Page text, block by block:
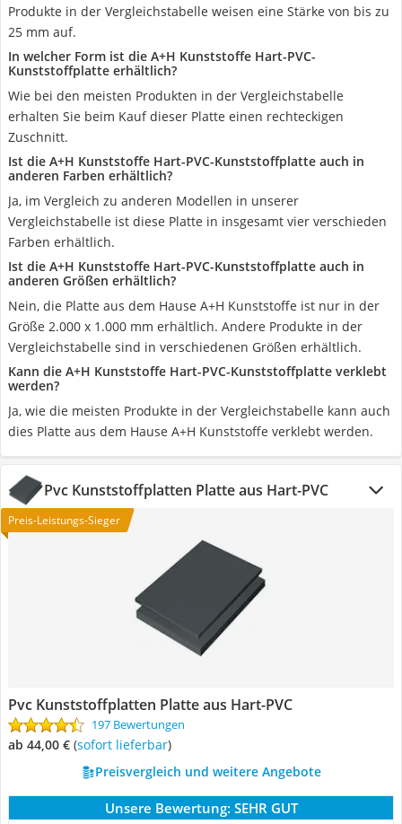
Produkte in der Vergleichstabelle weisen eine Stärke von bis zu
25 mm auf.
In welcher Form ist die A+H Kunststoffe Hart-PVC-
Kunststoffplatte erhältlich?
Wie bei den meisten Produkten in der Vergleichstabelle
erhalten Sie beim Kauf dieser Platte einen rechteckigen
Zuschnitt.
Ist die A+H Kunststoffe Hart-PVC-Kunststoffplatte auch in
anderen Farben erhältlich?
Ja, im Vergleich zu anderen Modellen in unserer
Vergleichstabelle ist diese Platte in insgesamt vier verschieden
Farben erhältlich.
Ist die A+H Kunststoffe Hart-PVC-Kunststoffplatte auch in
anderen Größen erhältlich?
Nein, die Platte aus dem Hause A+H Kunststoffe ist nur in der
Größe 2.000 x 1.000 mm erhältlich. Andere Produkte in der
Vergleichstabelle sind in verschiedenen Größen erhältlich.
Kann die A+H Kunststoffe Hart-PVC-Kunststoffplatte verklebt
werden?
Ja, wie die meisten Produkte in der Vergleichstabelle kann auch
dies Platte aus dem Hause A+H Kunststoffe verklebt werden.
Pvc Kunststoffplatten Platte aus Hart-PVC
Preis-Leistungs-Sieger
Pvc Kunststoffplatten Platte aus Hart-PVC
197 Bewertungen
ab 44,00 € ( Sofort lieferbar)
Preisvergleich und weitere Angebote
Unsere Bewertung: SEHR GUT